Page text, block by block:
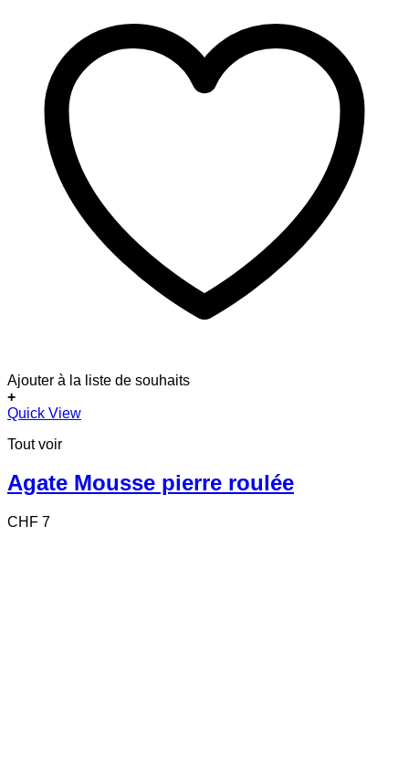
Ajouter à la liste de souhaits
+
Quick View
Tout voir
Agate Mousse pierre roulée
CHF 7